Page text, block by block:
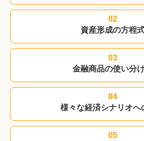
02
資産形成の方程
03
金融商品の使い分
04
様々な経済シナリオへ
05